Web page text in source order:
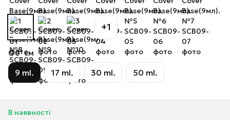
+1
Об`єм
9 ml. 17 ml. 30 ml. 50 ml.
В наявності